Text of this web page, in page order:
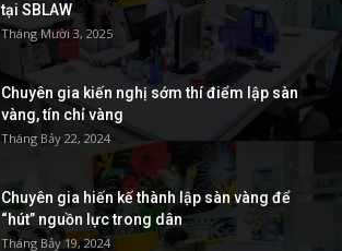
tại SBLAW
Tháng Mười 3, 2025
Chuyên gia kiến nghị sớm thí điểm lập sàn
vàng, tín chỉ vàng
Tháng Bảy 22, 2024
Chuyên gia hiến kế thành lập sàn vàng để
“hút” nguồn lực trong dân
Tháng Bảy 19, 2024